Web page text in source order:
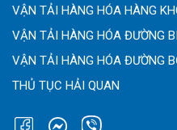
VẬN TẢI HÀNG HÓA HÀNG
VẬN TẢI HÀNG HÓA ĐƯỜNG
VẬN TẢI HÀNG HÓA ĐƯỜNG
THỦ TỤC HẢI QUAN